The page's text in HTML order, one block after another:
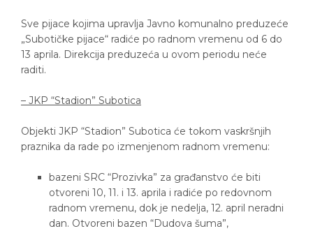
Sve pijace kojima upravlja Javno komunalno preduzeće
„Subotičke pijace“ radiće po radnom vremenu od 6 do
13 aprila. Direkcija preduzeća u ovom periodu neće
raditi.
– JKP “Stadion” Subotica
Objekti JKP “Stadion” Subotica će tokom vaskršnjih
praznika da rade po izmenjenom radnom vremenu:
bazeni SRC “Prozivka” za građanstvo će biti
otvoreni 10, 11. i 13. aprila i radiće po redovnom
radnom vremenu, dok je nedelja, 12. april neradni
dan. Otvoreni bazen “Dudova šuma”,